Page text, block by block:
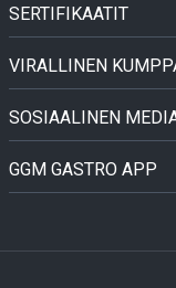
SERTIFIKAATIT
VIRALLINEN
SOSIAALINEN
GGM GASTRO APP